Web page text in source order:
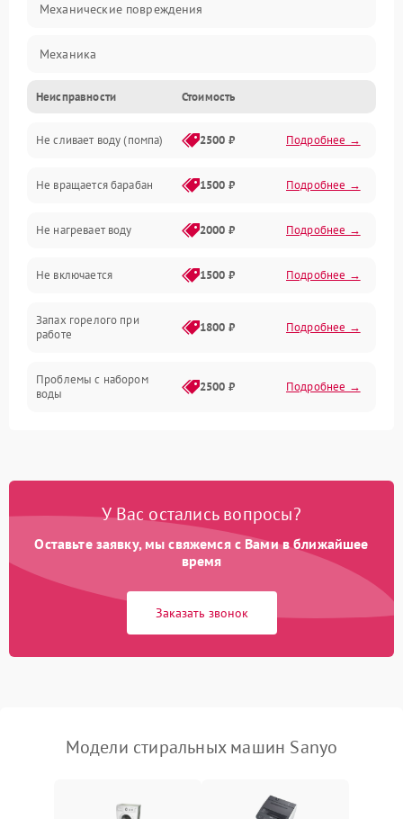
Механические повреждения
Механика
Электропитание
Водоснабжение
Слив
Программное обеспечение
Неисправности Стоимость
Не сливает воду (помпа) 2500 ₽ Подробнее →
Не вращается барабан 1500 ₽ Подробнее →
Не нагревает воду 2000 ₽ Подробнее →
Не включается 1500 ₽ Подробнее →
Запах горелого при
работе
1800 ₽ Подробнее →
Проблемы с набором
воды
2500 ₽ Подробнее →
Замена платы управления 2200 ₽ Подробнее →
У Вас остались вопросы?
Оставьте заявку, мы свяжемся с Вами в ближайшее
время
Заказать звонок
Модели стиральных машин Sanyo